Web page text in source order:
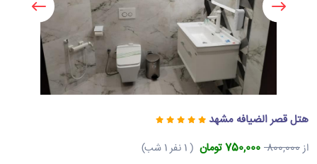
هتل قصر الضیافه مشهد
از800,000 750,000 تومان ( 1 نفر 1 شب)